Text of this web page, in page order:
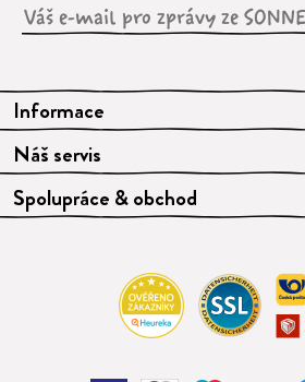
Informace
Náš servis
Spolupráce & obchod